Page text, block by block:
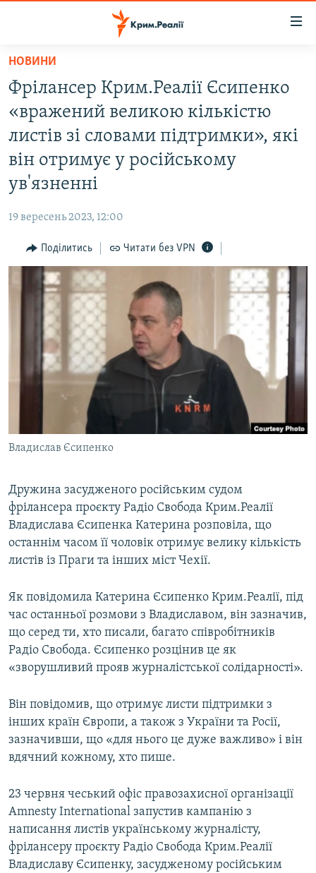
Перейти
основного
матеріалу
Перейти
до
основної
навігації
Перейти
до
ВОДА.КРИМ
ВІДЕО ТА ФОТО
ПОЛІТИКА
БЛОГИ
ІНТЕРВ'Ю
ВСЕ ЗА ДЕНЬ
СПЕЦПРОЕКТИ
ДЕПОРТАЦІЯ
ВІДЕОУРОКИ «ELIFBE»
СВІДЧЕННЯ ОКУПАЦІЇ
УКРАЇНСЬКА ПРОБЛЕМА КРИМУ
ЯК ОБІЙТИ БЛОКУВАННЯ
Русский
Qırımtatar
НОВИНИ
Фрілансер Крим.Реалії Єсипенко
«вражений великою кількістю
листів зі словами підтримки», які
він отримує у російському
ув'язненні
19 вересень 2023, 12:00
Поділитись Читати без VPN
Владислав Єсипенко
Дружина засудженого російським судом
фрілансера проєкту Радіо Свобода Крим.Реалії
Владислава Єсипенка Катерина розповіла, що
останнім часом її чоловік отримує велику кількість
листів із Праги та інших міст Чехії.
Як повідомила Катерина Єсипенко Крим.Реалії, під
час останньої розмови з Владиславом, він зазначив,
що серед ти, хто писали, багато співробітників
Радіо Свобода. Єсипенко розцінив це як
«зворушливий прояв журналістської солідарності».
Він повідомив, що отримує листи підтримки з
інших країн Європи, а також з України та Росії,
зазначивши, що «для нього це дуже важливо» і він
вдячний кожному, хто пише.
23 червня чеський офіс правозахисної організації
Amnesty International запустив кампанію з
написання листів українському журналісту,
фрілансеру проєкту Радіо Свобода Крим.Реалії
Владиславу Єсипенку, засудженому російським